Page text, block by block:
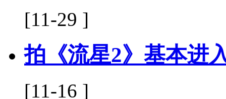
[11-29 ]
拍《流星2》基本进
[11-16 ]